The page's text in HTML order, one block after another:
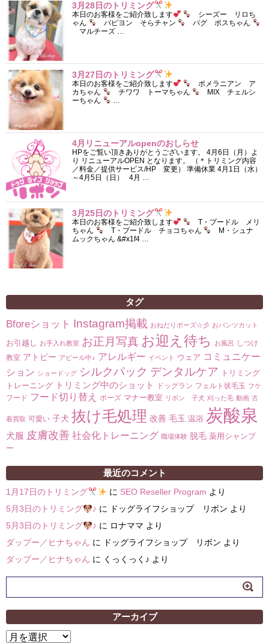
3月28日のトリミング
本日のお客様をご紹介致します
シーズー リロち
ゃん
パピヨン そらチャン
パグ ボスちゃん
マルチーズ …
3月27日のトリミング
本日のお客様をご紹介致します
ポメラニアン ア
カちゃん
チワワ トーマちゃん
MIX チェルシ
ーちゃん
…
4月リニューアルopenのおしらせ
HPをご覧い頂きありがとうございます。 4月6日（月）よ
り リニューアルOPEN となります。 （＊トリミング内容
／料金／提供サービス/HP 変更） 準備休業 4月1日（水）
～4月5日（日） 4月 …
3月25日のトリミング
本日のお客様をご紹介致します
T・プードル メリ
ちゃん
T・プードル チョコちゃん
M・シュナ
ムックちゃん &#x1f4 …
タグ
Bforeショット Instagram掲載 おねだりポーズ☆彡 おパンツカット
お引越し お手入れ教室 お正月写真 お迎え待ち お風呂 しつけ
教室 アトピー アピール中♪ アレルギー イベント ウェア コミュニケー
ション ショードッグ シルクパック デンタルケア
トリミング
トレーニング
トリミング中のショット ドッグラン フェルト状毛玉 フケ
フード フード切り替え ポーズ マナー教室 リボン 子犬 刈った毛 動画 古
着買取 可愛い 子犬 抜け毛処理 改善 毛玉 温浴 炭酸泉
犬服 皮膚改善 社会化トレーニング 職場体験 脱毛 薬用シャンプ
ー
最近のコメント
1月17日のトリミング に SEO Reseller Program より
5月3日のトリミング
♪ に ドッグライフショップ リボン より
5月3日のトリミング
♪ に ロナママ より
ダップー／ヒナちゃん に ドッグライフショップ リボン より
ダップー／ヒナちゃん に くっくっく♪ より
アーカイブ
ア